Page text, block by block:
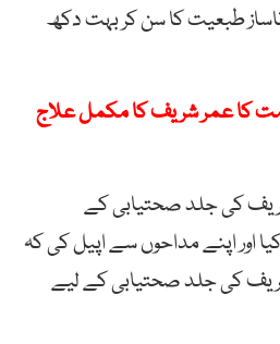
ناساز طبعیت کا سن کر بہت دکھ
کا عمر شریف کا مکمل علاج
شریف کی جلد صحتیابی کے
اور اپنے مداحوں سے اپیل کی کہ
کی جلد صحتیابی کے لیے